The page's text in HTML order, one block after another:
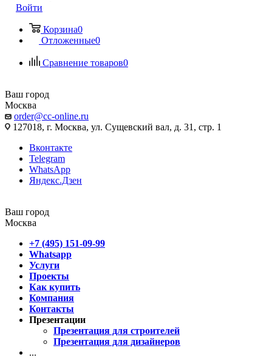
Войти
Корзина0
Отложенные0
Сравнение товаров0
Ваш город
Москва
order@cc-online.ru
127018, г. Москва, ул. Сущевский вал, д. 31, стр. 1
Вконтакте
Telegram
WhatsApp
Яндекс.Дзен
Ваш город
Москва
+7 (495) 151-09-99
Whatsapp
Услуги
Проекты
Как купить
Компания
Контакты
Презентации
Презентация для строителей
Презентация для дизайнеров
...